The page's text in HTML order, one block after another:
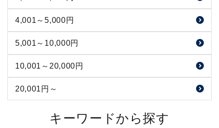
惣邑 長沼合名会社（山形県）
天明 曙酒造（福島県）
写楽 宮泉銘醸（福島県）
にいだしぜんしゅ 仁井田本家（福島県）
一歩己 豊国酒造（福島県）
七賢 山梨銘醸（山梨県）
NEW ENGI 玉村本店（長野県）
真澄 宮坂醸造（長野県）
斬九郎 宮島酒店（長野県）
佐久の花 佐久乃花酒造（長野県）
天狗舞 車多酒造（石川県）
菊姫 菊姫合資会社（石川県）
農口尚彦研究所 農口尚彦研究所（石川県）
手取川 吉田酒造（石川県）
黒龍 黒龍酒造（福井県）
石鎚 石鎚酒造（愛媛県）
貴 永山本家酒造場（山口県）
雁木 八百新酒造（山口県）
五橋 酒井酒造（山口県）
南 南酒造（高知県）
4,001～5,000円
5,001～10,000円
10,001～20,000円
20,001円～
キーワードから探す